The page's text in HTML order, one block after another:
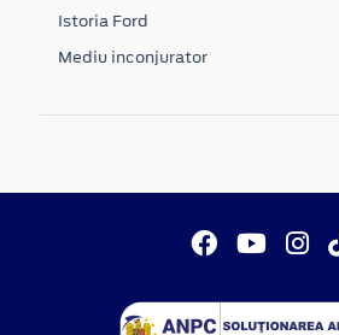
Istoria Ford
Mediu inconjurator